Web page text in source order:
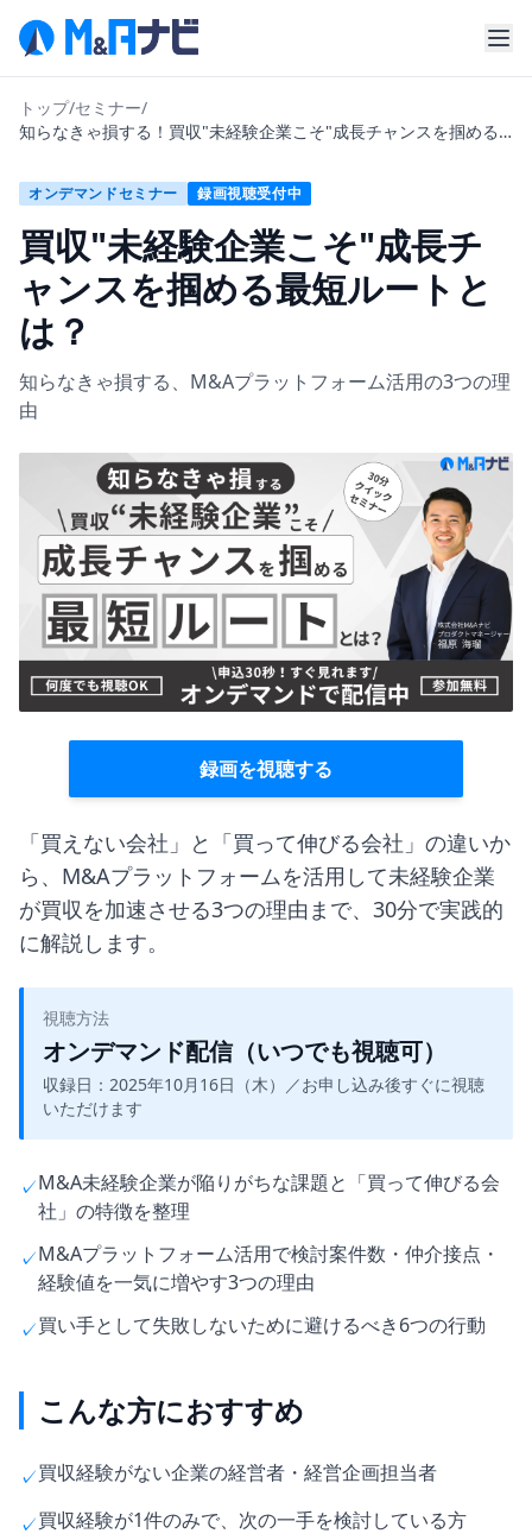
トップ/セミナー/
知らなきゃ損する！買収"未経験企業こそ"成長チャンスを掴める
オンデマンドセミナー 録画視聴受付中
買収"未経験企業こそ"成長チ
ャンスを掴める最短ルートと
は？
知らなきゃ損する、M&Aプラットフォーム活用の3つの理
由
録画を視聴する
「買えない会社」と「買って伸びる会社」の違いか
ら、M&Aプラットフォームを活用して未経験企業
が買収を加速させる3つの理由まで、30分で実践的
に解説します。
視聴方法
オンデマンド配信（いつでも視聴可）
収録日：2025年10月16日（木）／お申し込み後すぐに視聴
いただけます
✓M&A未経験企業が陥りがちな課題と「買って伸びる会
社」の特徴を整理
✓M&Aプラットフォーム活用で検討案件数・仲介接点・
経験値を一気に増やす3つの理由
✓買い手として失敗しないために避けるべき6つの行動
こんな方におすすめ
✓買収経験がない企業の経営者・経営企画担当者
✓買収経験が1件のみで、次の一手を検討している方